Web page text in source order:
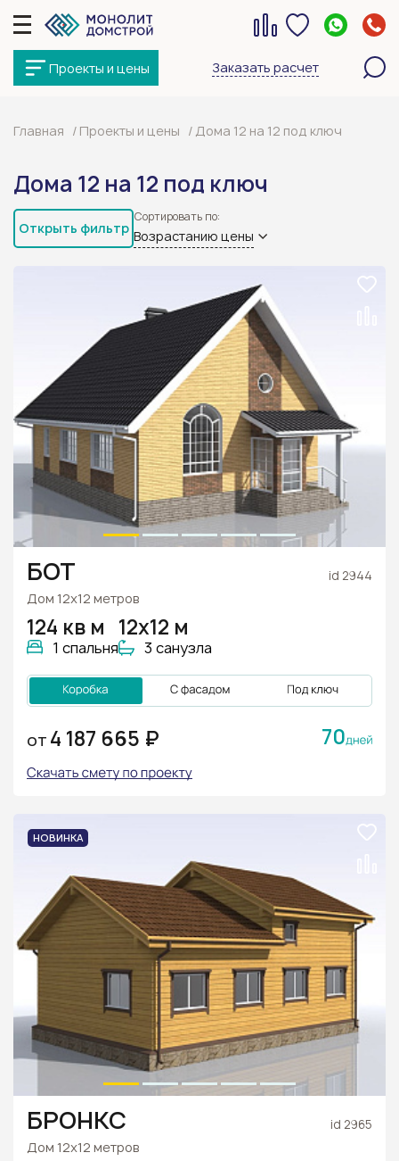
Проекты и цены Заказать расчет
Главная Проекты и цены Дома 12 на 12 под ключ
Дома 12 на 12 под ключ
Сортировать по:
Возрастанию цены
Открыть фильтр
БОТ id 2944
Дом 12х12 метров
124 кв м
1 спальня
12х12 м
3 санузла
ОТ 4 187 665 ₽ 70
БРОНКС id 2965
Дом 12х12 метров
НОВИНКА